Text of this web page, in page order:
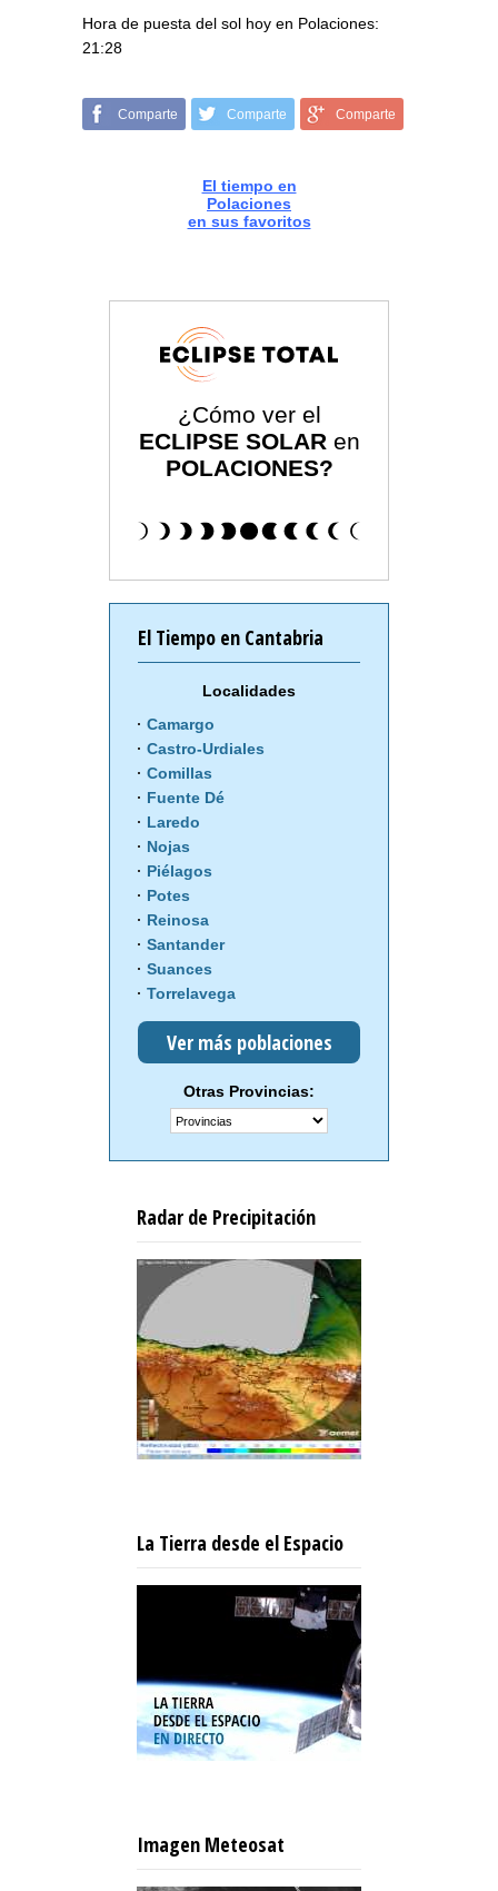
Hora de puesta del sol hoy en Polaciones:
21:28
Comparte Comparte Comparte
El tiempo en
Polaciones
en sus favoritos
¿Cómo ver el
ECLIPSE SOLAR en
POLACIONES?
El Tiempo en Cantabria
Localidades
Camargo
Castro-Urdiales
Comillas
Fuente Dé
Laredo
Nojas
Piélagos
Potes
Reinosa
Santander
Suances
Torrelavega
Ver más poblaciones
Otras Provincias:
Radar de Precipitación
La Tierra desde el Espacio
Imagen Meteosat